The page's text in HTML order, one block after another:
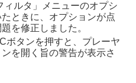
ィルタ」メニューのオプシ
ときに、オプションが点
を修正しました。
ボタンを押すと、プレーヤ
を開く旨の警告が表示さ